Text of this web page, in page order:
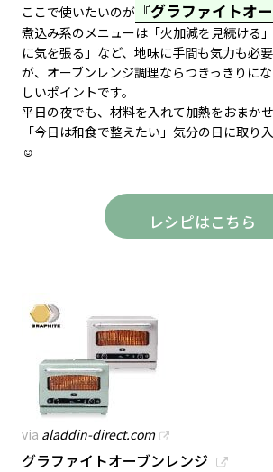
ここで使いたいのが『グラファイトオー
煮込み系のメニューは「火加減を見続ける
に気を張る」など、地味に手間も気力も必
が、オーブンレンジ調理ならつきっきりに
しいポイントです。
平日の夜でも、材料を入れて加熱をおまかせ
「今日は和食で整えたい」気分の日に取り
☺️
レシピはこちら
via aladdin-direct.com
グラファイトオーブンレンジ